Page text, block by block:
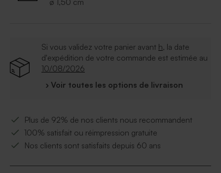
* Composition : Sucre, masse de cacao, beurre de
* Pas de gélatine de porc
ø 1,50 cm
Si vous validez votre panier avant h, la date
d'expédition de votre commande est estimée au
10/08/2026
› Voir toutes les options de livraison
Plus de 92% de nos clients nous recommandent
100% satisfait ou réimpression gratuite
Nos clients sont satisfaits depuis 60 ans